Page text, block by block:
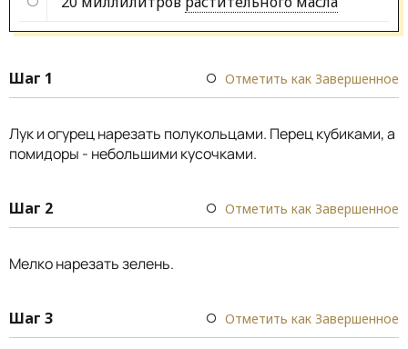
Шаг 1 Отметить как Завершенное
Лук и огурец нарезать полукольцами. Перец кубиками, а
помидоры - небольшими кусочками.
Шаг 2 Отметить как Завершенное
Мелко нарезать зелень.
Шаг 3 Отметить как Завершенное